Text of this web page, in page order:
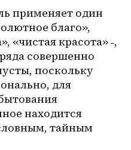
применяет один
благо»,
«чистая красота» ˗,
совершенно
поскольку
для
находится
тайным